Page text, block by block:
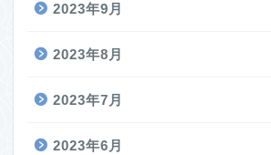
2023年9月
2023年8月
2023年7月
2023年6月